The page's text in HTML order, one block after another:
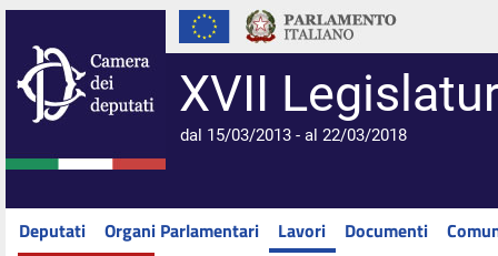
XVII
dal 15/03/2013 - al 22/03/2018
Deputati Organi Parlamentari Lavori Documenti